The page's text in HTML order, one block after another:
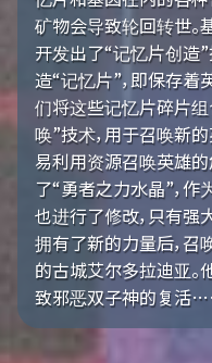
矿物会导致轮回转世。
开发出了“记忆片创造
造“记忆片”，即保存着
们将这些记忆片碎片
唤”技术，用于召唤新
易利用资源召唤英雄
了“勇者之力水晶”，
也进行了修改，只有强
拥有了新的力量后，
的古城艾尔多拉迪亚。
致邪恶双子神的复活